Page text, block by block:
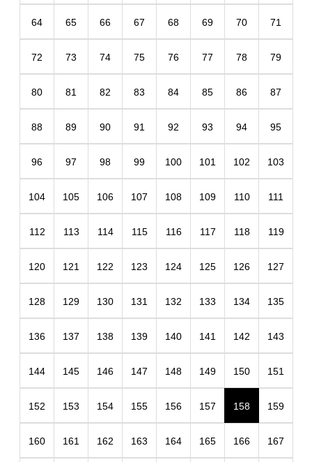
64 65 66 67 68 69 70 71
72 73 74 75 76 77 78 79
80 81 82 83 84 85 86 87
88 89 90 91 92 93 94 95
96 97 98 99 100 101 102 103
104 105 106 107 108 109 110 111
112 113 114 115 116 117 118 119
120 121 122 123 124 125 126 127
128 129 130 131 132 133 134 135
136 137 138 139 140 141 142 143
144 145 146 147 148 149 150 151
152 153 154 155 156 157 158 159
160 161 162 163 164 165 166 167